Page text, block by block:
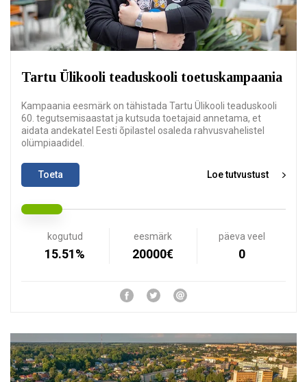
Tartu Ülikooli teaduskooli toetuskampaania
Kampaania eesmärk on tähistada Tartu Ülikooli teaduskooli
60. tegutsemisaastat ja kutsuda toetajaid annetama, et
aidata andekatel Eesti õpilastel osaleda rahvusvahelistel
olümpiaadidel.
Toeta Loe tutvustust
kogutud
15.51%
eesmärk
20000€
päeva veel
0